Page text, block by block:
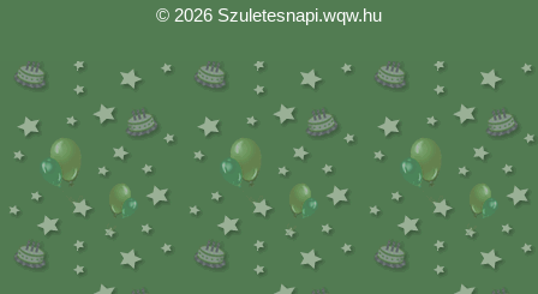
© 2026 Szuletesnapi.wqw.hu